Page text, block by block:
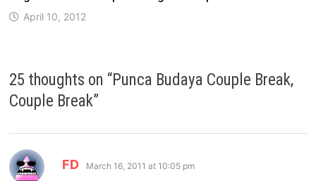
April 10, 2012
25 thoughts on “Punca Budaya Couple Break,
Couple Break”
FD says:
March 16, 2011 at 10:05 pm